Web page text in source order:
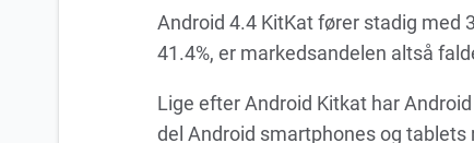
Android 4.4 KitKat fører stadig med
41.4%, er markedsandelen altså
Lige efter Android Kitkat har
del Android smartphones og tablets